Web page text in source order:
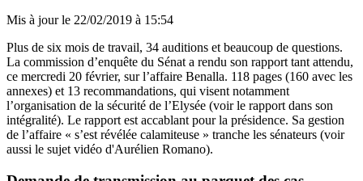
Mis à jour le 22/02/2019 à 15:54
Plus de six mois de travail, 34 auditions et beaucoup de questions.
La commission d’enquête du Sénat a rendu son rapport tant attendu,
ce mercredi 20 février, sur l’affaire Benalla. 118 pages (160 avec les
annexes) et 13 recommandations, qui visent notamment
l’organisation de la sécurité de l’Elysée (voir le rapport dans son
intégralité). Le rapport est accablant pour la présidence. Sa gestion
de l’affaire « s’est révélée calamiteuse » tranche les sénateurs (voir
aussi le sujet vidéo d'Aurélien Romano).